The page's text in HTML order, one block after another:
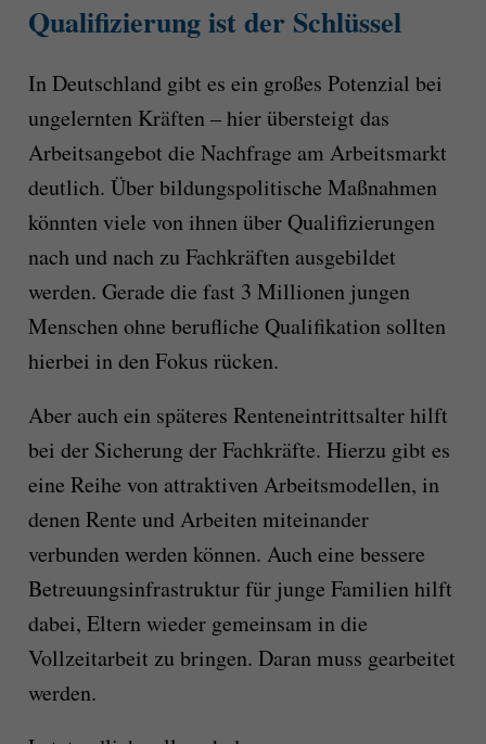
Qualifizierung ist der Schlüssel
In Deutschland gibt es ein großes Potenzial bei
ungelernten Kräften – hier übersteigt das
Arbeitsangebot die Nachfrage am Arbeitsmarkt
deutlich. Über bildungspolitische Maßnahmen
könnten viele von ihnen über Qualifizierungen
nach und nach zu Fachkräften ausgebildet
werden. Gerade die fast 3 Millionen jungen
Menschen ohne berufliche Qualifikation sollten
hierbei in den Fokus rücken.
Aber auch ein späteres Renteneintrittsalter hilft
bei der Sicherung der Fachkräfte. Hierzu gibt es
eine Reihe von attraktiven Arbeitsmodellen, in
denen Rente und Arbeiten miteinander
verbunden werden können. Auch eine bessere
Betreuungsinfrastruktur für junge Familien hilft
dabei, Eltern wieder gemeinsam in die
Vollzeitarbeit zu bringen. Daran muss gearbeitet
werden.